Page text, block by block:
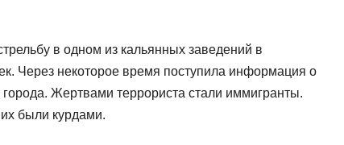
в одном из кальянных заведений в
Через некоторое время поступила информация о
Жертвами террориста стали иммигранты.
были курдами.